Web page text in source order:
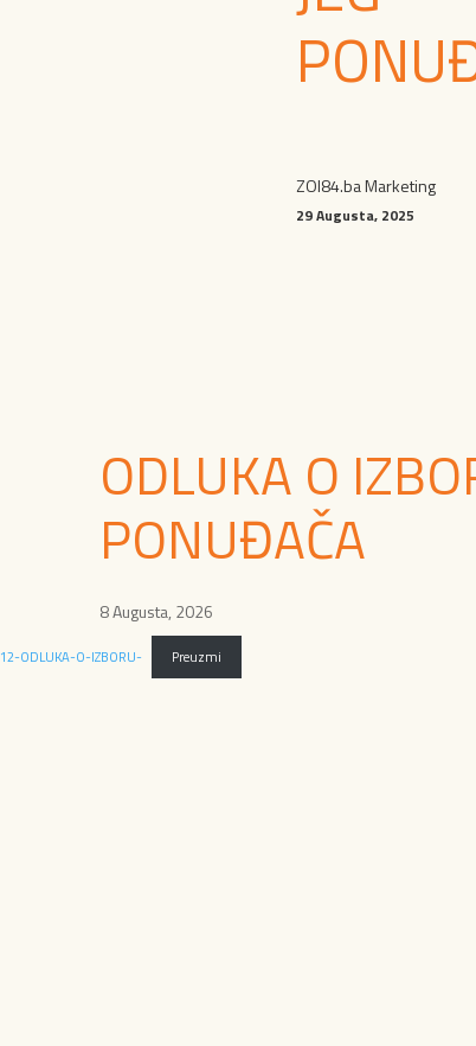
ZOI84.ba Marketing
29 Augusta, 2025
ODLUKA O
PONUĐAČA
8 Augusta, 2026
12-ODLUKA-O-IZBORU- Preuzmi